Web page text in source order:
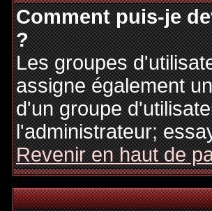
Comment puis-je
?
Les groupes
assigne également
d'un groupe
l'administrateur;
Revenir en haut de